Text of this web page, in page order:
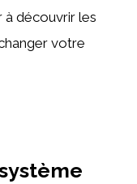
à découvrir les
votre